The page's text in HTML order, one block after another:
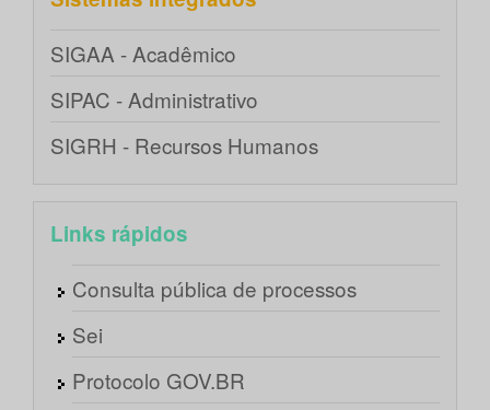
SIGAA - Acadêmico
SIPAC - Administrativo
SIGRH - Recursos Humanos
Links rápidos
Consulta pública de processos
Sei
Protocolo GOV.BR